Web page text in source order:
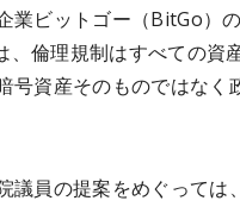
業ビットゴー（BitGo）
倫理規制はすべての資
号資産そのものではなく
議員の提案をめぐっては